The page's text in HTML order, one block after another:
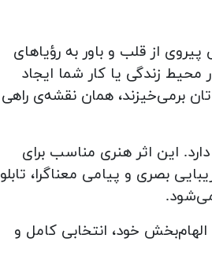
از قلب و باور به رؤیاهای
زندگی یا کار شما ایجاد
برمی‌خیزند، همان نقشه‌ی راهی
این اثر هنری مناسب برای
بصری و پیامی معناگرا، تابلو
خود، انتخابی کامل و